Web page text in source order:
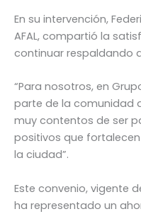
En su intervención,
AFAL, compartió la
continuar respaldando
“Para nosotros, en
parte de la comunidad
muy contentos de ser
positivos que
la ciudad”.
Este convenio, vigente
ha representado un